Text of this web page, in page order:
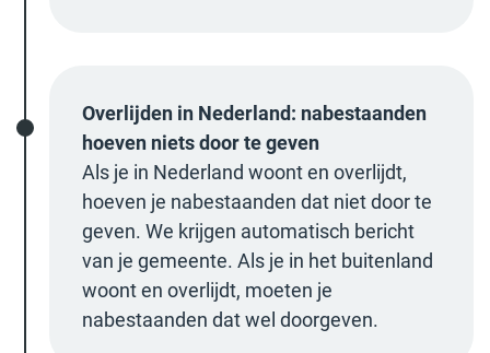
Overlijden in Nederland: nabestaanden
hoeven niets door te geven
Als je in Nederland woont en overlijdt,
hoeven je nabestaanden dat niet door te
geven. We krijgen automatisch bericht
van je gemeente. Als je in het buitenland
woont en overlijdt, moeten je
nabestaanden dat wel doorgeven.